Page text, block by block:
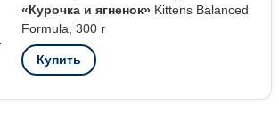
«Курочка и ягненок»Kittens Balanced
Formula, 300 г
Купить